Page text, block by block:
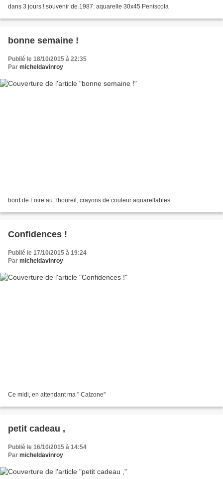
dans 3 jours ! souvenir de 1987: aquarelle 30x45 Peniscola
bonne semaine !
Publié le 18/10/2015 à 22:35
Par micheldavinroy
bord de Loire au Thoureil, crayons de couleur aquarellables
Confidences !
Publié le 17/10/2015 à 19:24
Par micheldavinroy
Ce midi, en attendant ma " Calzone"
petit cadeau ,
Publié le 16/10/2015 à 14:54
Par micheldavinroy